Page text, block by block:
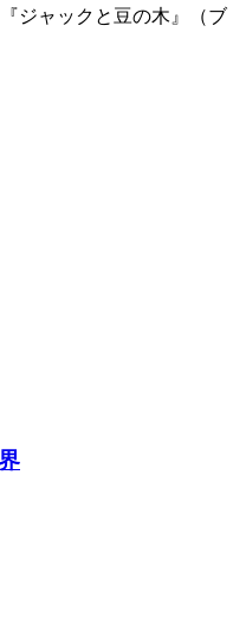
ジャックと豆の木』（ブ